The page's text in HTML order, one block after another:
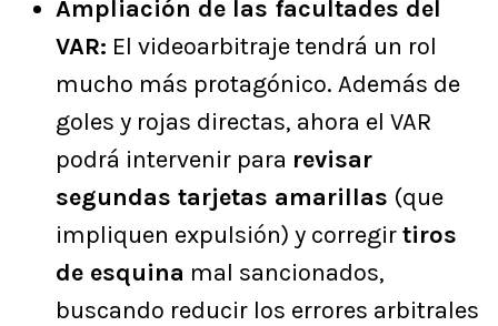
Ampliación de las facultades del
VAR: El videoarbitraje tendrá un rol
mucho más protagónico. Además de
goles y rojas directas, ahora el VAR
podrá intervenir para revisar
segundas tarjetas amarillas (que
impliquen expulsión) y corregirtiros
de esquina mal sancionados,
buscando reducir los errores arbitrales